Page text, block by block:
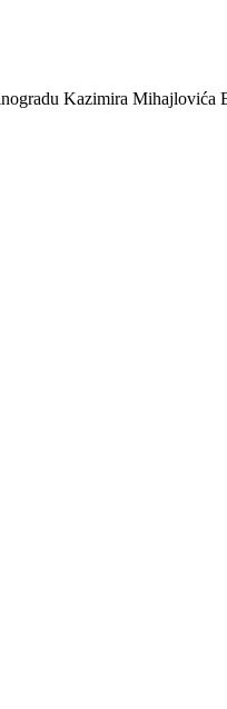
Kazimira Mihajlovića